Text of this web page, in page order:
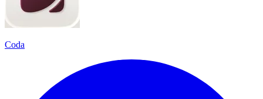
Coda